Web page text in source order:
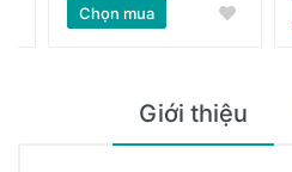
Chọn mua
Giới thiệu